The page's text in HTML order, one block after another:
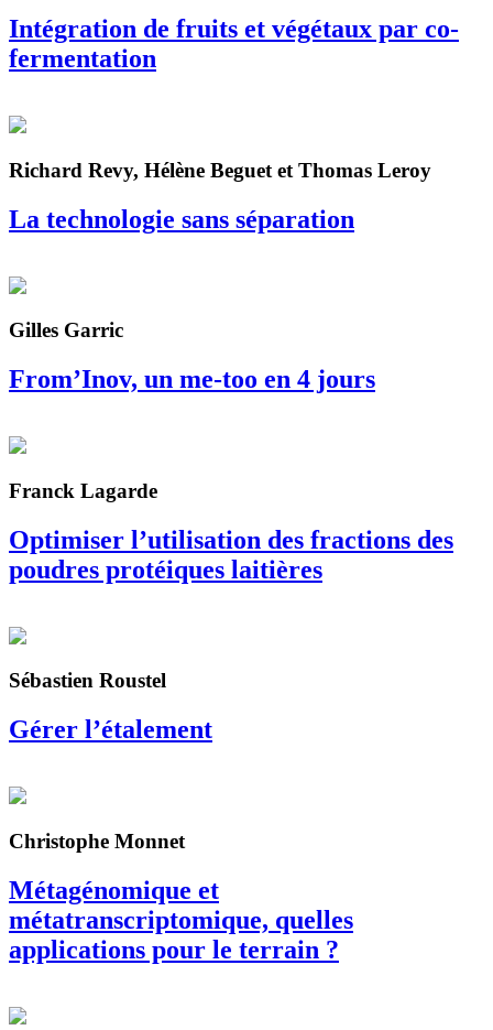
Intégration de fruits et végétaux par co-
fermentation
Richard Revy, Hélène Beguet et Thomas Leroy
La technologie sans séparation
Gilles Garric
From’Inov, un me-too en 4 jours
Franck Lagarde
Optimiser l’utilisation des fractions des
poudres protéiques laitières
Sébastien Roustel
Gérer l’étalement
Christophe Monnet
Métagénomique et
métatranscriptomique, quelles
applications pour le terrain ?